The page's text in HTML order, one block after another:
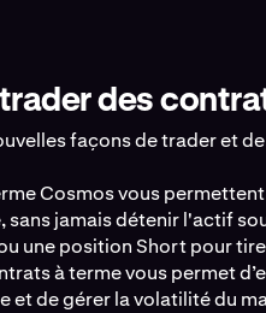
des
façons de trader et
Cosmos vous
sans jamais détenir l'actif
une position Short pour
à terme vous permet
et de gérer la volatilité du